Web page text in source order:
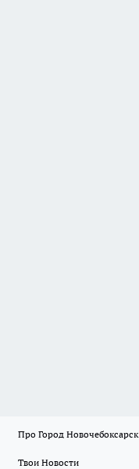
Про Город Новочебоксарск
Твои Новости